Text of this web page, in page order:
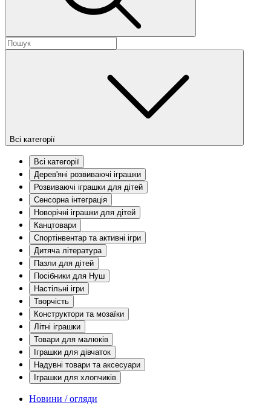
Всі категорії
Всі категорії
Дерев'яні розвиваючі іграшки
Розвиваючі іграшки для дітей
Сенсорна інтеграція
Новорічні іграшки для дітей
Канцтовари
Спортінвентар та активні ігри
Дитяча література
Пазли для дітей
Посібники для Нуш
Настільні ігри
Творчість
Конструктори та мозаїки
Літні іграшки
Товари для малюків
Іграшки для дівчаток
Надувні товари та аксесуари
Іграшки для хлопчиків
Новини / огляди